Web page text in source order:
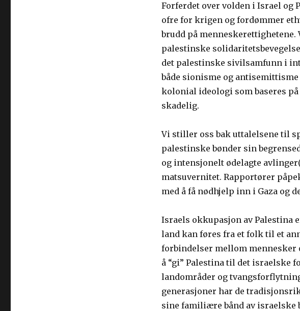
Forferdet over volden i Israel og
ofre for krigen og fordømmer
brudd på
palestinske
det palestinske sivilsamfunn i
både sionisme og
kolonial ideologi som baseres
skadelig.
Vi stiller oss bak uttalelsene til
palestinske bønder sin
og intensjonelt ødelagte
matsuvernitet. Rapportører
med å få nødhjelp inn i Gaza og
Israels okkupasjon av Palestina
land kan føres fra et folk til et
forbindelser mellom mennesker
å “gi” Palestina til det israelske
landområder og
generasjoner har de
sine familiære bånd av israelske